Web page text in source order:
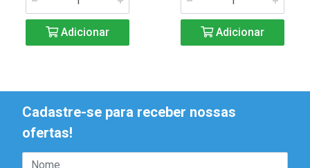
Adicionar Adicionar
Cadastre-se para receber nossas
ofertas!